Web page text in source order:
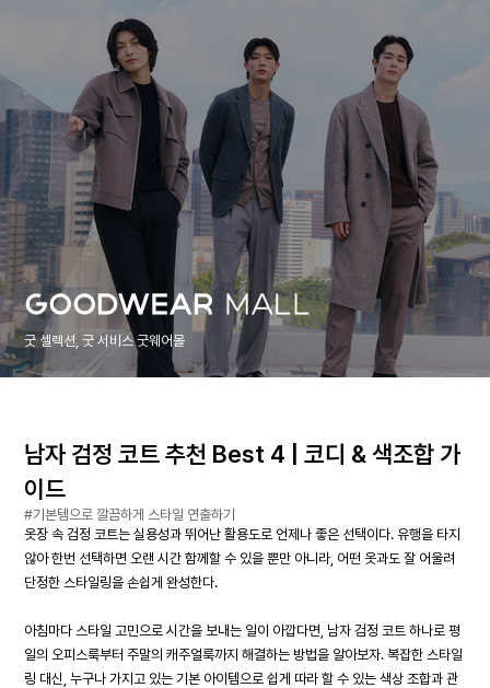
굿 셀렉션, 굿 서비스 굿웨어몰
남자 검정 코트 추천 Best 4 | 코디 & 색조합 가
이드
#기본템으로 깔끔하게 스타일 연출하기
옷장 속 검정 코트는 실용성과 뛰어난 활용도로 언제나 좋은 선택이다. 유행을 타지
않아 한번 선택하면 오랜 시간 함께할 수 있을 뿐만 아니라, 어떤 옷과도 잘 어울려
단정한 스타일링을 손쉽게 완성한다.
아침마다 스타일 고민으로 시간을 보내는 일이 아깝다면, 남자 검정 코트 하나로 평
일의 오피스룩부터 주말의 캐주얼룩까지 해결하는 방법을 알아보자. 복잡한 스타일
링 대신, 누구나 가지고 있는 기본 아이템으로 쉽게 따라 할 수 있는 색상 조합과 관